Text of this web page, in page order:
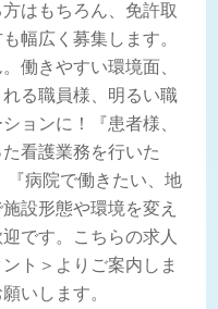
はもちろん、免許取
幅広く募集します。
働きやすい環境面、
る職員様、明るい職
ョンに！『患者様、
看護業務を行いた
『病院で働きたい、地
設形態や環境を変え
です。こちらの求人
ト＞よりご案内しま
いします。